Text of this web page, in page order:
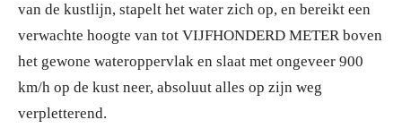
van de kustlijn, stapelt het water zich op, en bereikt een
verwachte hoogte van tot VIJFHONDERD METER boven
het gewone wateroppervlak en slaat met ongeveer 900
km/h op de kust neer, absoluut alles op zijn weg
verpletterend.